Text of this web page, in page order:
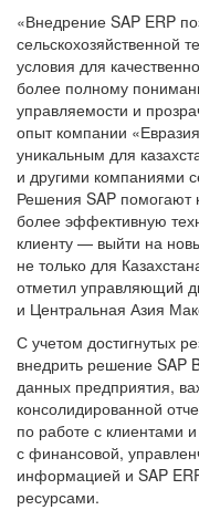
«Внедрение SAP ERP
сельскохозяйственной
условия для
более полному
управляемости и
опыт компании
уникальным для
и другими компаниями
Решения SAP помогают
более эффективную
клиенту — выйти на
не только для
отметил управляющий
и Центральная Азия
С учетом достигнутых
внедрить решение
данных предприятия,
консолидированной
по работе с клиентами
с финансовой,
информацией и SAP
ресурсами.